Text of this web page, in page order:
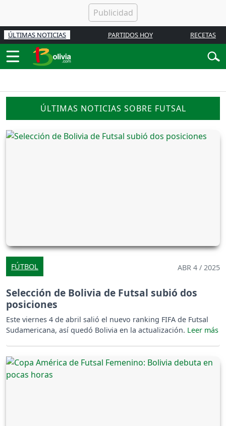
ÚLTIMAS NOTICIAS PARTIDOS HOY RECETAS
ÚLTIMAS NOTICIAS SOBRE FUTSAL
FÚTBOL ABR 4 / 2025
Selección de Bolivia de Futsal subió dos
posiciones
Este viernes 4 de abril salió el nuevo ranking FIFA de Futsal
Sudamericana, así quedó Bolivia en la actualización.